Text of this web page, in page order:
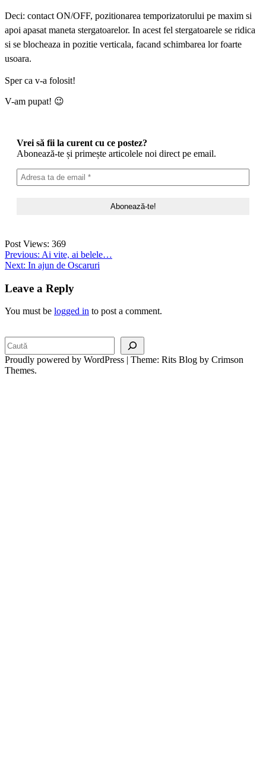
Deci: contact ON/OFF, pozitionarea temporizatorului pe maxim si
apoi apasat maneta stergatoarelor. In acest fel stergatoarele se ridica
si se blocheaza in pozitie verticala, facand schimbarea lor foarte
usoara.
Sper ca v-a folosit!
V-am pupat! 😉
Vrei să fii la curent cu ce postez?
Abonează-te și primește articolele noi direct pe email.
Post Views: 369
Post
navigation
Previous: Ai vite, ai belele…
Next: In ajun de Oscaruri
Leave a Reply
You must be logged in to post a comment.
Proudly powered by WordPress | Theme: Rits Blog by Crimson
Themes.